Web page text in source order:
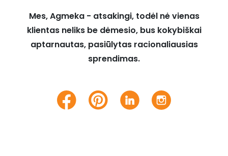
Mes, Agmeka - atsakingi, todėl nė vienas
klientas neliks be dėmesio, bus kokybiškai
aptarnautas, pasiūlytas racionaliausias
sprendimas.